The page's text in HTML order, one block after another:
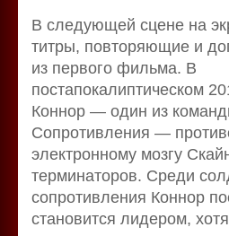
В следующей сцене на
титры, повторяющие и
из первого фильма. В
постапокалиптическом
Коннор — один из
Сопротивления —
электронному мозгу
терминаторов. Среди
сопротивления Коннор
становится лидером,